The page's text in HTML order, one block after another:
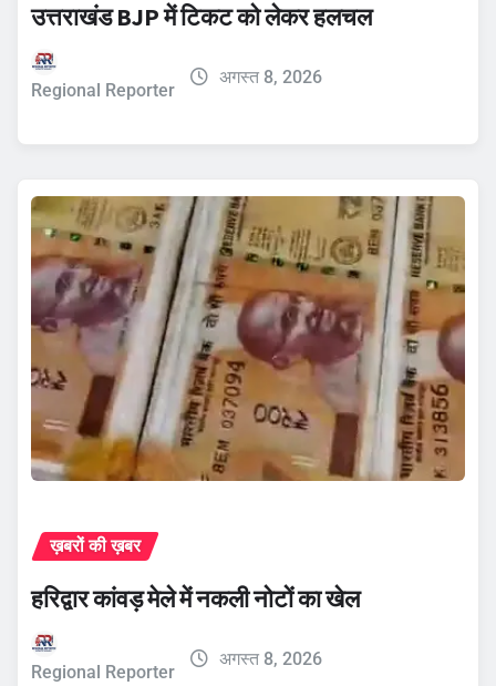
उत्तराखंड BJP में टिकट को लेकर हलचल
Regional Reporter
अगस्त 8, 2026
ख़बरों की ख़बर
हरिद्वार कांवड़ मेले में नकली नोटों का खेल
Regional Reporter
अगस्त 8, 2026